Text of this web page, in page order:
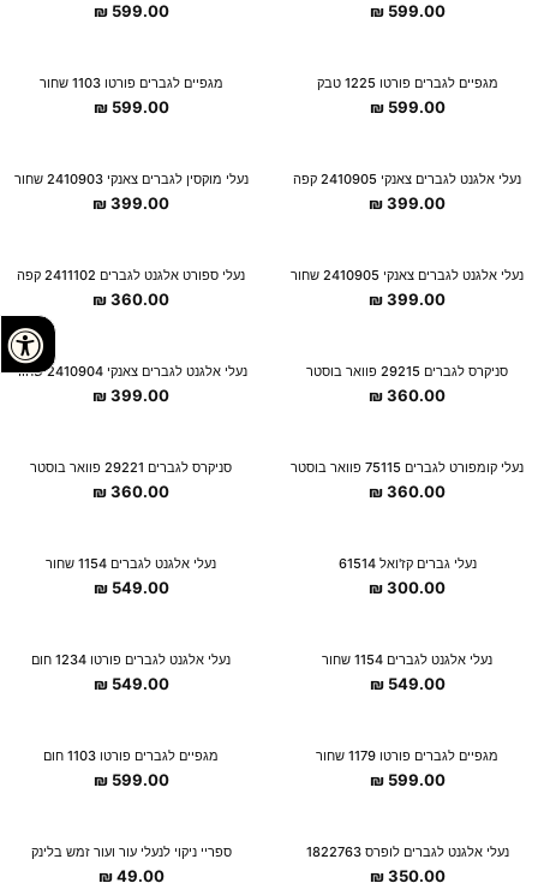
599.00
₪
599.00
₪
מגפיים לגברים פורטו 1225 טבק
599.00
₪
מגפיים לגברים פורטו 1103 שחור
599.00
₪
נעלי אלגנט לגברים צאנקי 2410905 קפה
399.00
₪
נעלי מוקסין לגברים צאנקי 2410903 שחור
399.00
₪
נעלי אלגנט לגברים צאנקי 2410905 שחור
399.00
₪
נעלי ספורט אלגנט לגברים 2411102 קפה
360.00
₪
סניקרס לגברים 29215 פוואר בוסטר
360.00
₪
נעלי אלגנט לגברים צאנקי 2410904 שחור
399.00
₪
נעלי קומפורט לגברים 75115 פוואר בוסטר
360.00
₪
סניקרס לגברים 29221 פוואר בוסטר
360.00
₪
נעלי גברים קז'ואל 61514
300.00
₪
נעלי אלגנט לגברים 1154 שחור
549.00
₪
נעלי אלגנט לגברים 1154 שחור
549.00
₪
נעלי אלגנט לגברים פורטו 1234 חום
549.00
₪
מגפיים לגברים פורטו 1179 שחור
599.00
₪
מגפיים לגברים פורטו 1103 חום
599.00
₪
נעלי אלגנט לגברים לופרס 1822763
350.00
₪
ספריי ניקוי לנעלי עור ועור זמש בלינק
49.00
₪